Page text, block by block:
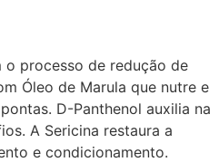
o processo de redução de
Óleo de Marula que nutre e
D-Panthenol auxilia na
A Sericina restaura a
e condicionamento.